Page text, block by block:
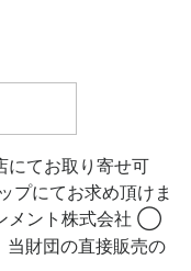
てお取り寄せ可
プにてお求め頂けま
メント株式会社 ◯
当財団の直接販売の